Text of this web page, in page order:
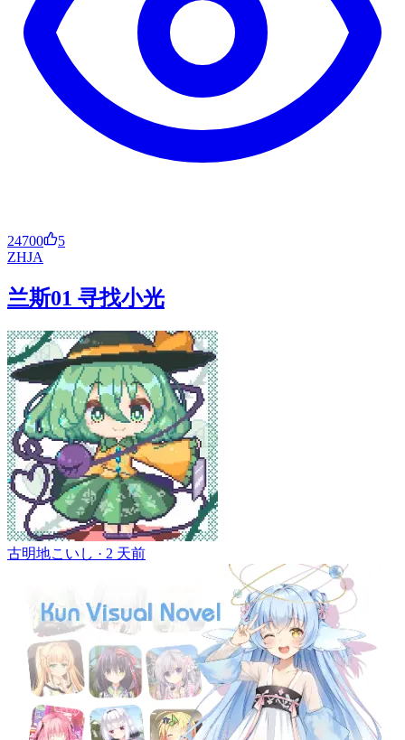
24700
5
ZHJA
兰斯01 寻找小光
古明地こいし · 2 天前